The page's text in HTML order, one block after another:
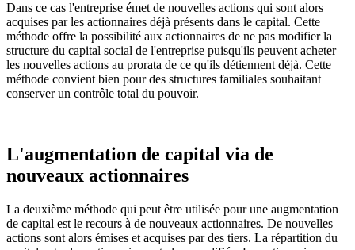
Dans ce cas l'entreprise émet de nouvelles actions qui sont alors
acquises par les actionnaires déjà présents dans le capital. Cette
méthode offre la possibilité aux actionnaires de ne pas modifier la
structure du capital social de l'entreprise puisqu'ils peuvent acheter
les nouvelles actions au prorata de ce qu'ils détiennent déjà. Cette
méthode convient bien pour des structures familiales souhaitant
conserver un contrôle total du pouvoir.
L'augmentation de capital via de
nouveaux actionnaires
La deuxième méthode qui peut être utilisée pour une augmentation
de capital est le recours à de nouveaux actionnaires. De nouvelles
actions sont alors émises et acquises par des tiers. La répartition du